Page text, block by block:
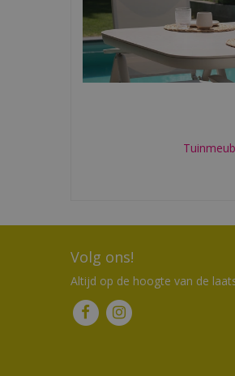
Volg ons!
Altijd op de hoogte van de